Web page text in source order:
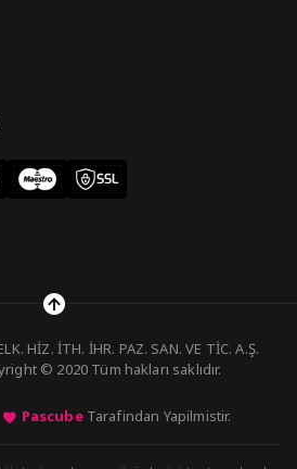
HİZ. İTH. İHR. PAZ. SAN. VE TİC. A.Ş.
© 2020 Tüm hakları saklıdır.
PascubeTarafindan Yapilmistir.